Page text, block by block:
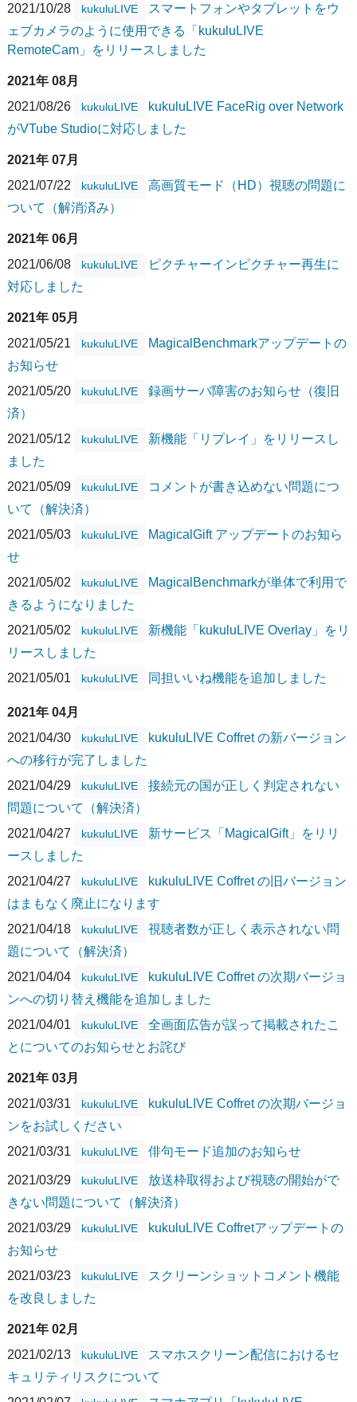
2021/10/28
kukuluLIVE
スマートフォンやタブレットをウ
ェブカメラのように使用できる「kukuluLIVE
RemoteCam」をリリースしました
2021年 08月
2021/08/26
kukuluLIVE
kukuluLIVE FaceRig over Network
がVTube Studioに対応しました
2021年 07月
2021/07/22
kukuluLIVE
高画質モード（HD）視聴の問題に
ついて（解消済み）
2021年 06月
2021/06/08
kukuluLIVE
ピクチャーインピクチャー再生に
対応しました
2021年 05月
2021/05/21
kukuluLIVE
MagicalBenchmarkアップデートの
お知らせ
2021/05/20
kukuluLIVE
録画サーバ障害のお知らせ（復旧
済）
2021/05/12
kukuluLIVE
新機能「リプレイ」をリリースし
ました
2021/05/09
kukuluLIVE
コメントが書き込めない問題につ
いて（解決済）
2021/05/03
kukuluLIVE
MagicalGift アップデートのお知ら
せ
2021/05/02
kukuluLIVE
MagicalBenchmarkが単体で利用で
きるようになりました
2021/05/02
kukuluLIVE
新機能「kukuluLIVE Overlay」をリ
リースしました
2021/05/01
kukuluLIVE 同担いいね機能を追加しました
2021年 04月
2021/04/30
kukuluLIVE
kukuluLIVE Coffret の新バージョン
への移行が完了しました
2021/04/29
kukuluLIVE
接続元の国が正しく判定されない
問題について（解決済）
2021/04/27
kukuluLIVE
新サービス「MagicalGift」をリリ
ースしました
2021/04/27
kukuluLIVE
kukuluLIVE Coffret の旧バージョン
はまもなく廃止になります
2021/04/18
kukuluLIVE
視聴者数が正しく表示されない問
題について（解決済）
2021/04/04
kukuluLIVE
kukuluLIVE Coffret の次期バージョ
ンへの切り替え機能を追加しました
2021/04/01
kukuluLIVE
全画面広告が誤って掲載されたこ
とについてのお知らせとお詫び
2021年 03月
2021/03/31
kukuluLIVE
kukuluLIVE Coffret の次期バージョ
ンをお試しください
2021/03/31
kukuluLIVE 俳句モード追加のお知らせ
2021/03/29 kukuluLIVE
放送枠取得および視聴の開始がで
きない問題について（解決済）
2021/03/29
kukuluLIVE
kukuluLIVE Coffretアップデートの
お知らせ
2021/03/23
kukuluLIVE
スクリーンショットコメント機能
を改良しました
2021年 02月
2021/02/13
kukuluLIVE
スマホスクリーン配信におけるセ
キュリティリスクについて